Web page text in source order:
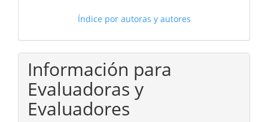
Índice por autoras y autores
Información para
Evaluadoras y
Evaluadores